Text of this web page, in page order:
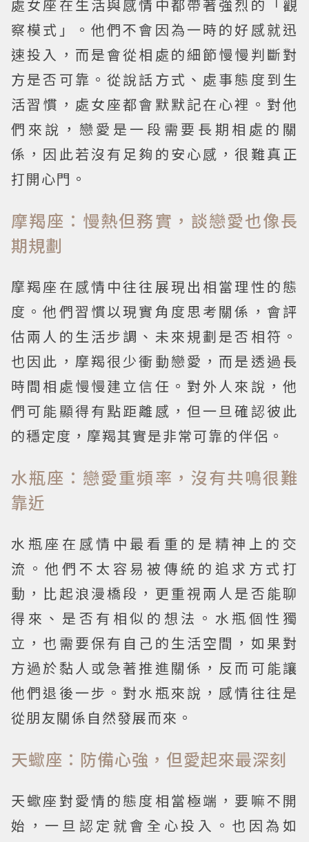
處女座在生活與感情中都帶著強烈的「觀
察模式」。他們不會因為一時的好感就迅
速投入，而是會從相處的細節慢慢判斷對
方是否可靠。從說話方式、處事態度到生
活習慣，處女座都會默默記在心裡。對他
們來說，戀愛是一段需要長期相處的關
係，因此若沒有足夠的安心感，很難真正
打開心門。
摩羯座：慢熱但務實，談戀愛也像長
期規劃
摩羯座在感情中往往展現出相當理性的態
度。他們習慣以現實角度思考關係，會評
估兩人的生活步調、未來規劃是否相符。
也因此，摩羯很少衝動戀愛，而是透過長
時間相處慢慢建立信任。對外人來說，他
們可能顯得有點距離感，但一旦確認彼此
的穩定度，摩羯其實是非常可靠的伴侶。
水瓶座：戀愛重頻率，沒有共鳴很難
靠近
水瓶座在感情中最看重的是精神上的交
流。他們不太容易被傳統的追求方式打
動，比起浪漫橋段，更重視兩人是否能聊
得來、是否有相似的想法。水瓶個性獨
立，也需要保有自己的生活空間，如果對
方過於黏人或急著推進關係，反而可能讓
他們退後一步。對水瓶來說，感情往往是
從朋友關係自然發展而來。
天蠍座：防備心強，但愛起來最深刻
天蠍座對愛情的態度相當極端，要嘛不開
始，一旦認定就會全心投入。也因為如